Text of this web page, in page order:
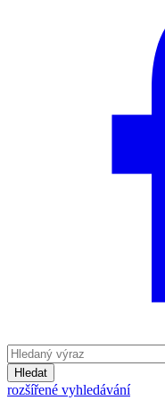
Hledat
rozšířené vyhledávání